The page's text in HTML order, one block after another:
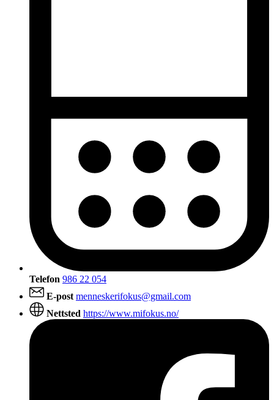
Telefon 986 22 054
E-post menneskerifokus@gmail.com
Nettsted https://www.mifokus.no/